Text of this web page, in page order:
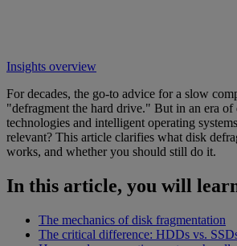
Insights overview
For decades, the go-to advice for a slow
"defragment the hard drive." But in an era of
technologies and intelligent operating
relevant? This article clarifies what disk
works, and whether you should still do it.
In this article, you will
The mechanics of disk fragmentation
The critical difference: HDDs vs.